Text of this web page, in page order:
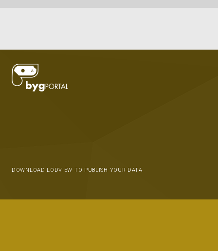
DOWNLOAD LODVIEW TO PUBLISH YOUR DATA